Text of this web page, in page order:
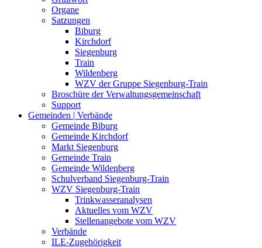
Organe
Satzungen
Biburg
Kirchdorf
Siegenburg
Train
Wildenberg
WZV der Gruppe Siegenburg-Train
Broschüre der Verwaltungsgemeinschaft
Support
Gemeinden | Verbände
Gemeinde Biburg
Gemeinde Kirchdorf
Markt Siegenburg
Gemeinde Train
Gemeinde Wildenberg
Schulverband Siegenburg-Train
WZV Siegenburg-Train
Trinkwasseranalysen
Aktuelles vom WZV
Stellenangebote vom WZV
Verbände
ILE-Zugehörigkeit